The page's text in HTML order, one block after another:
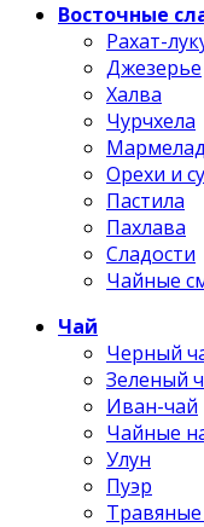
Восточные
Рахат-
Джезерье
Халва
Чурчхела
Мармелад
Орехи и
Пастила
Пахлава
Сладости
Чайные
Чай
Черный
Зеленый
Иван-чай
Чайные
Улун
Пуэр